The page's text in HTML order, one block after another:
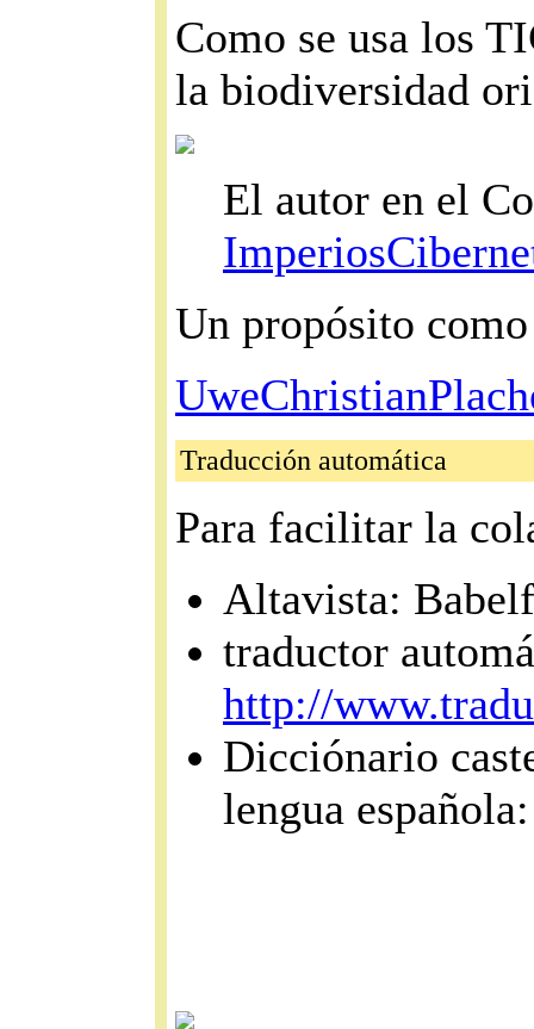
Como se usa los
la biodiversidad
El autor en el
Un propósito
Traducción automática
Para facilitar la
Altavista:
traductor
http://
Dicciónario
lengua